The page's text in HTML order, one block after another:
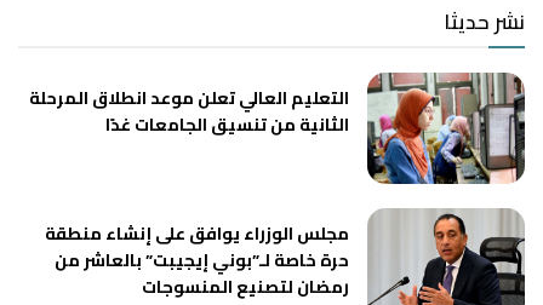
نشر حديثا
التعليم العالي تعلن موعد انطلاق المرحلة
الثانية من تنسيق الجامعات غدًا
مجلس الوزراء يوافق على إنشاء منطقة
حرة خاصة لـ”بوني إيجيبت” بالعاشر من
رمضان لتصنيع المنسوجات